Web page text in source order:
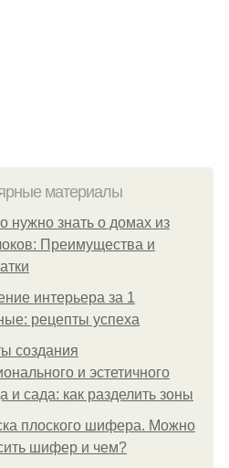
материалы
нужно знать о домах из
Преимущества и
интерьера за 1
рецепты успеха
создания
и эстетичного
и сада: как разделить зоны
плоского шифера. Можно
шифер и чем?